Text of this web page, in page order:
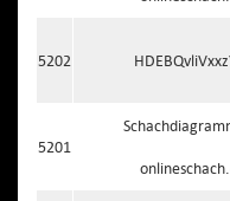
5202
5201